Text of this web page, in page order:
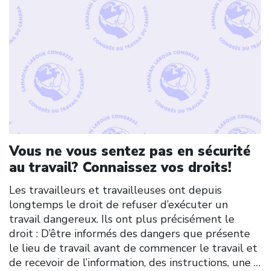
Vous ne vous sentez pas en sécurité
au travail? Connaissez vos droits!
Les travailleurs et travailleuses ont depuis
longtemps le droit de refuser d’exécuter un
travail dangereux. Ils ont plus précisément le
droit : D’être informés des dangers que présente
le lieu de travail avant de commencer le travail et
de recevoir de l’information, des instructions, une …